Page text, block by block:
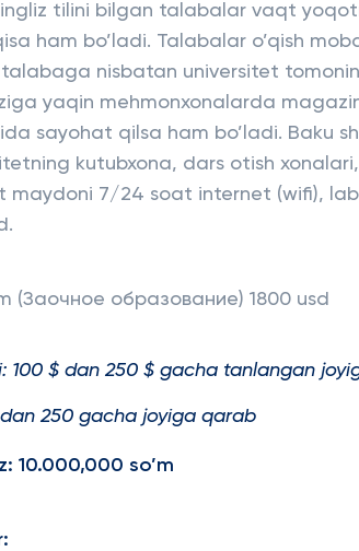
ingliz tilini bilgan talabalar vaqt
ham bo’ladi. Talabalar o’qish
nisbatan universitet
yaqin mehmonxonalarda
sayohat qilsa ham bo’ladi. Baku
kutubxona, dars otish
maydoni 7/24 soat internet (wifi),
(Заочное образование) 1800 usd
100 $ dan 250 $ gacha tanlangan
250 gacha joyiga qarab
10.000,000 so’m